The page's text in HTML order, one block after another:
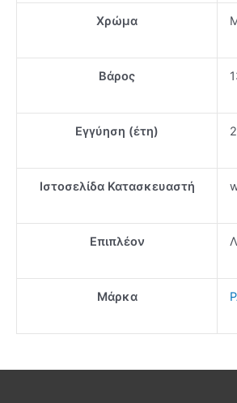
Χρώμα
Βάρος
Εγγύηση (έτη) 2
Ιστοσελίδα Κατασκευαστή
Επιπλέον
Μάρκα